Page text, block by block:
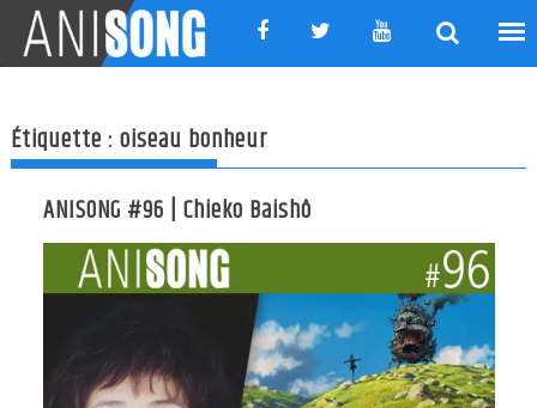
content
Étiquette :oiseau bonheur
ANISONG #96 | Chieko Baishô